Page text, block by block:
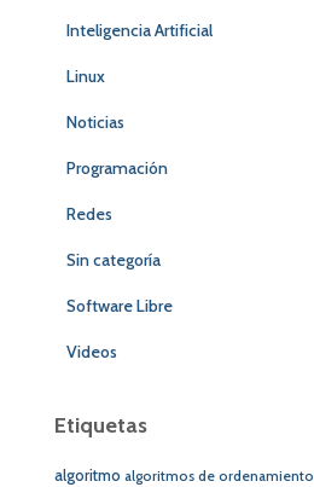
Inteligencia Artificial
Linux
Noticias
Programación
Redes
Sin categoría
Software Libre
Videos
Etiquetas
algoritmo algoritmos de ordenamiento